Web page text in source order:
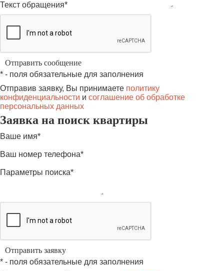
Текст обращения*
* - поля обязательные для заполнения
Отправив заявку, Вы принимаете политику
конфиденциальности и соглашение об обработке
персональных данных
Заявка на поиск квартиры
Ваше имя*
Ваш номер телефона*
Параметры поиска*
* - поля обязательные для заполнения